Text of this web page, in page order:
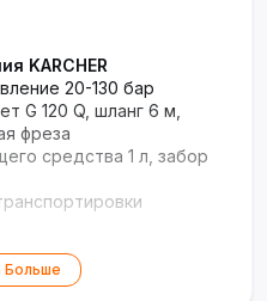
KARCHER
20-130 бар
G 120 Q, шланг 6 м,
фреза
средства 1 л, забор
Больше